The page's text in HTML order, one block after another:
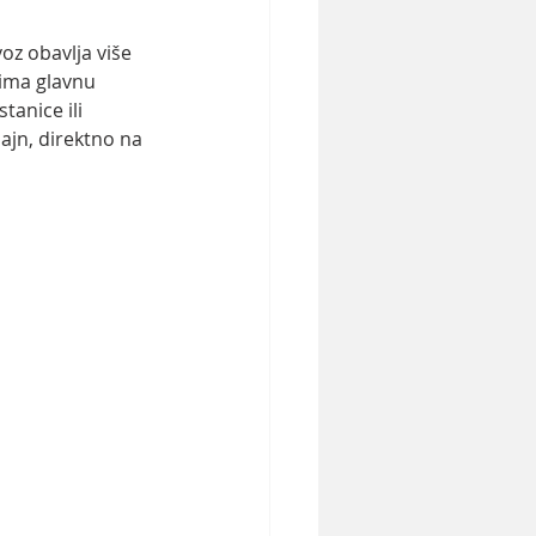
obavlja više
glavnu
ili
direktno na